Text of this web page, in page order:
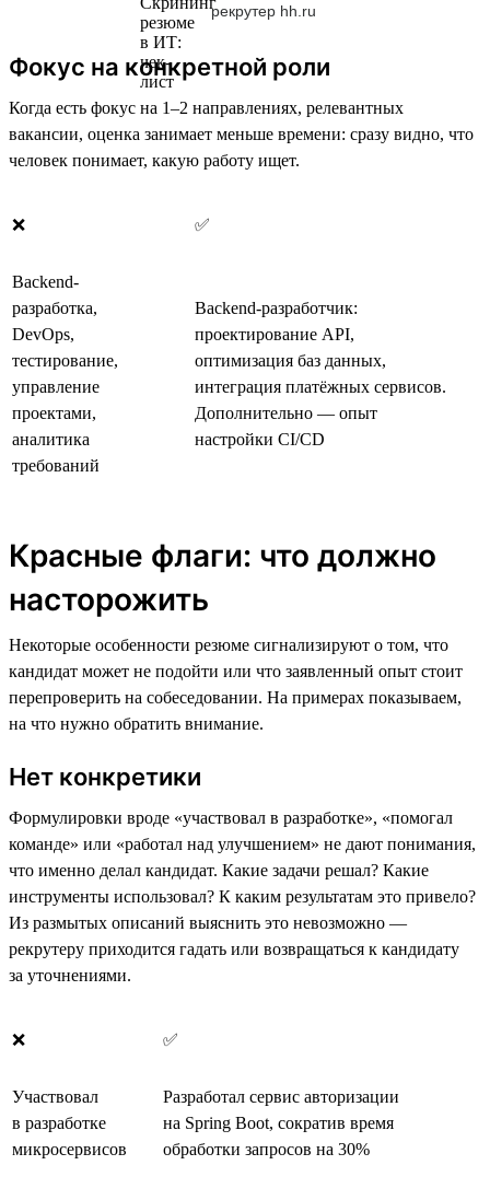
рекрутер hh.ru
Фокус на конкретной роли
Когда есть фокус на 1–2 направлениях, релевантных
вакансии, оценка занимает меньше времени: сразу видно, что
человек понимает, какую работу ищет.
❌ ✅
Backend-
разработка,
DevOps,
тестирование,
управление
проектами,
аналитика
требований
Backend-разработчик:
проектирование API,
оптимизация баз данных,
интеграция платёжных сервисов.
Дополнительно — опыт
настройки CI/CD
Красные флаги: что должно
насторожить
Некоторые особенности резюме сигнализируют о том, что
кандидат может не подойти или что заявленный опыт стоит
перепроверить на собеседовании. На примерах показываем,
на что нужно обратить внимание.
Нет конкретики
Формулировки вроде «участвовал в разработке», «помогал
команде» или «работал над улучшением» не дают понимания,
что именно делал кандидат. Какие задачи решал? Какие
инструменты использовал? К каким результатам это привело?
Из размытых описаний выяснить это невозможно —
рекрутеру приходится гадать или возвращаться к кандидату
за уточнениями.
❌ ✅
Участвовал
в разработке
микросервисов
Разработал сервис авторизации
на Spring Boot, сократив время
обработки запросов на 30%